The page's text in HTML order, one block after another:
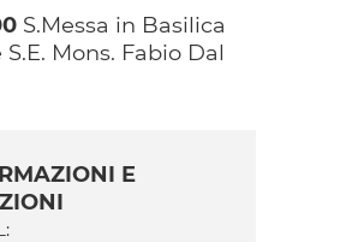
S.Messa in Basilica
Mons. Fabio Dal
E